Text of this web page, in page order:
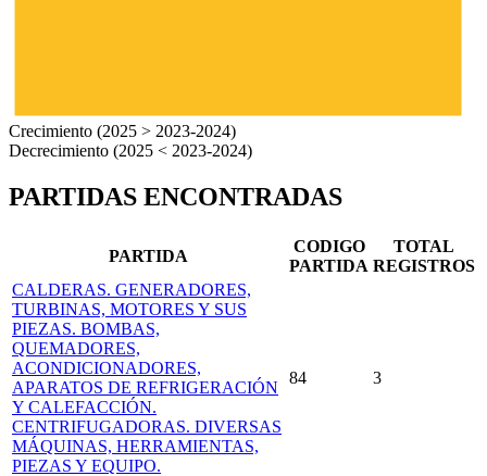
Crecimiento (2025 > 2023-2024)
Decrecimiento (2025 < 2023-2024)
PARTIDAS ENCONTRADAS
PARTIDA
CODIGO
PARTIDA
TOTAL
REGISTROS
CALDERAS. GENERADORES,
TURBINAS, MOTORES Y SUS
PIEZAS. BOMBAS,
QUEMADORES,
ACONDICIONADORES,
APARATOS DE REFRIGERACIÓN
Y CALEFACCIÓN.
CENTRIFUGADORAS. DIVERSAS
MÁQUINAS, HERRAMIENTAS,
PIEZAS Y EQUIPO.
84 3